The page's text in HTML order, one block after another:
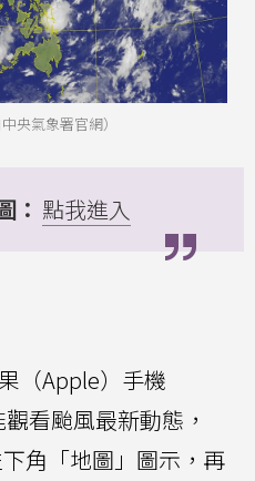
央氣象署官網）
： 點我進入
（Apple）手機
看颱風最新動態，
角「地圖」圖示，再